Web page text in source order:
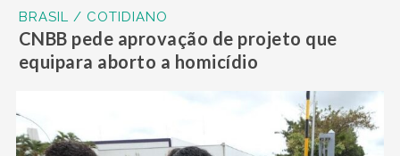
BRASIL / COTIDIANO
CNBB pede aprovação de projeto que
equipara aborto a homicídio